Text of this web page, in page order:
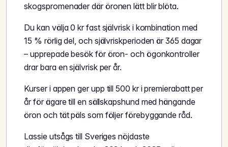
skogspromenader där öronen lätt blir blöta.
Du kan välja 0 kr fast självrisk i kombination med
15 % rörlig del, och självriskperioden är 365 dagar
– upprepade besök för öron- och ögonkontroller
drar bara en självrisk per år.
Kurser i appen ger upp till 500 kr i premierabatt per
år för ägare till en sällskapshund med hängande
öron och tät päls som följer förebyggande råd.
Lassie utsågs till Sveriges nöjdaste